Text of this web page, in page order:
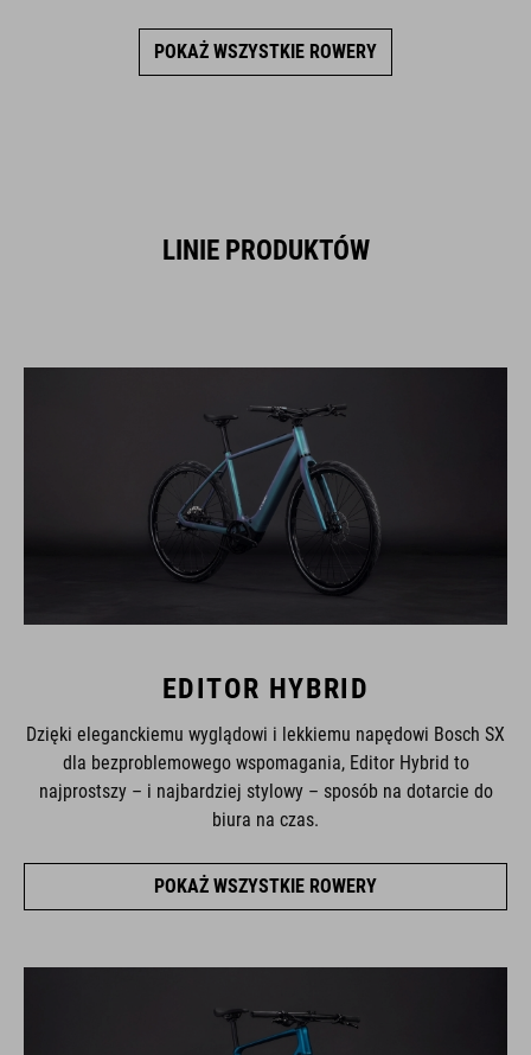
POKAŻ WSZYSTKIE ROWERY
LINIE PRODUKTÓW
EDITOR HYBRID
Dzięki eleganckiemu wyglądowi i lekkiemu napędowi Bosch SX
dla bezproblemowego wspomagania, Editor Hybrid to
najprostszy – i najbardziej stylowy – sposób na dotarcie do
biura na czas.
POKAŻ WSZYSTKIE ROWERY